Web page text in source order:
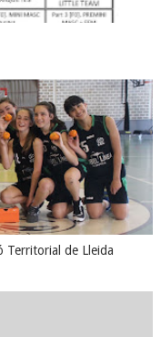
Territorial de Lleida